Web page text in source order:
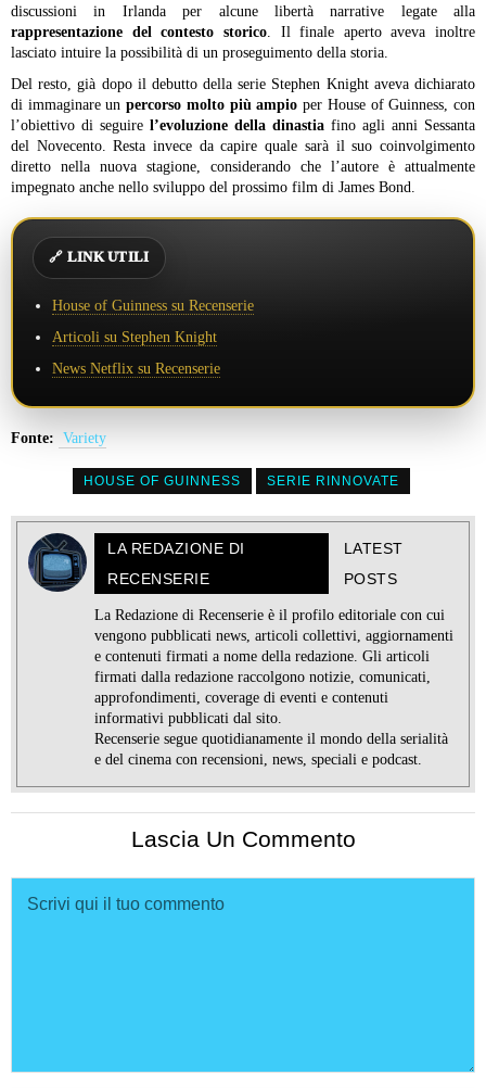
discussioni in Irlanda per alcune libertà narrative legate alla
rappresentazione del contesto storico. Il finale aperto aveva inoltre
lasciato intuire la possibilità di un proseguimento della storia.
Del resto, già dopo il debutto della serie Stephen Knight aveva dichiarato
di immaginare unpercorso molto più ampio per House of Guinness, con
l’obiettivo di seguire l’evoluzione della dinastia fino agli anni Sessanta
del Novecento. Resta invece da capire quale sarà il suo coinvolgimento
diretto nella nuova stagione, considerando che l’autore è attualmente
impegnato anche nello sviluppo del prossimo film di James Bond.
🔗 LINK UTILI
House of Guinness su Recenserie
Articoli su Stephen Knight
News Netflix su Recenserie
Fonte: Variety
HOUSE OF GUINNESS SERIE RINNOVATE
LA REDAZIONE DI
RECENSERIE
LATEST
POSTS
La Redazione di Recenserie è il profilo editoriale con cui
vengono pubblicati news, articoli collettivi, aggiornamenti
e contenuti firmati a nome della redazione. Gli articoli
firmati dalla redazione raccolgono notizie, comunicati,
approfondimenti, coverage di eventi e contenuti
informativi pubblicati dal sito.
Recenserie segue quotidianamente il mondo della serialità
e del cinema con recensioni, news, speciali e podcast.
Lascia Un Commento